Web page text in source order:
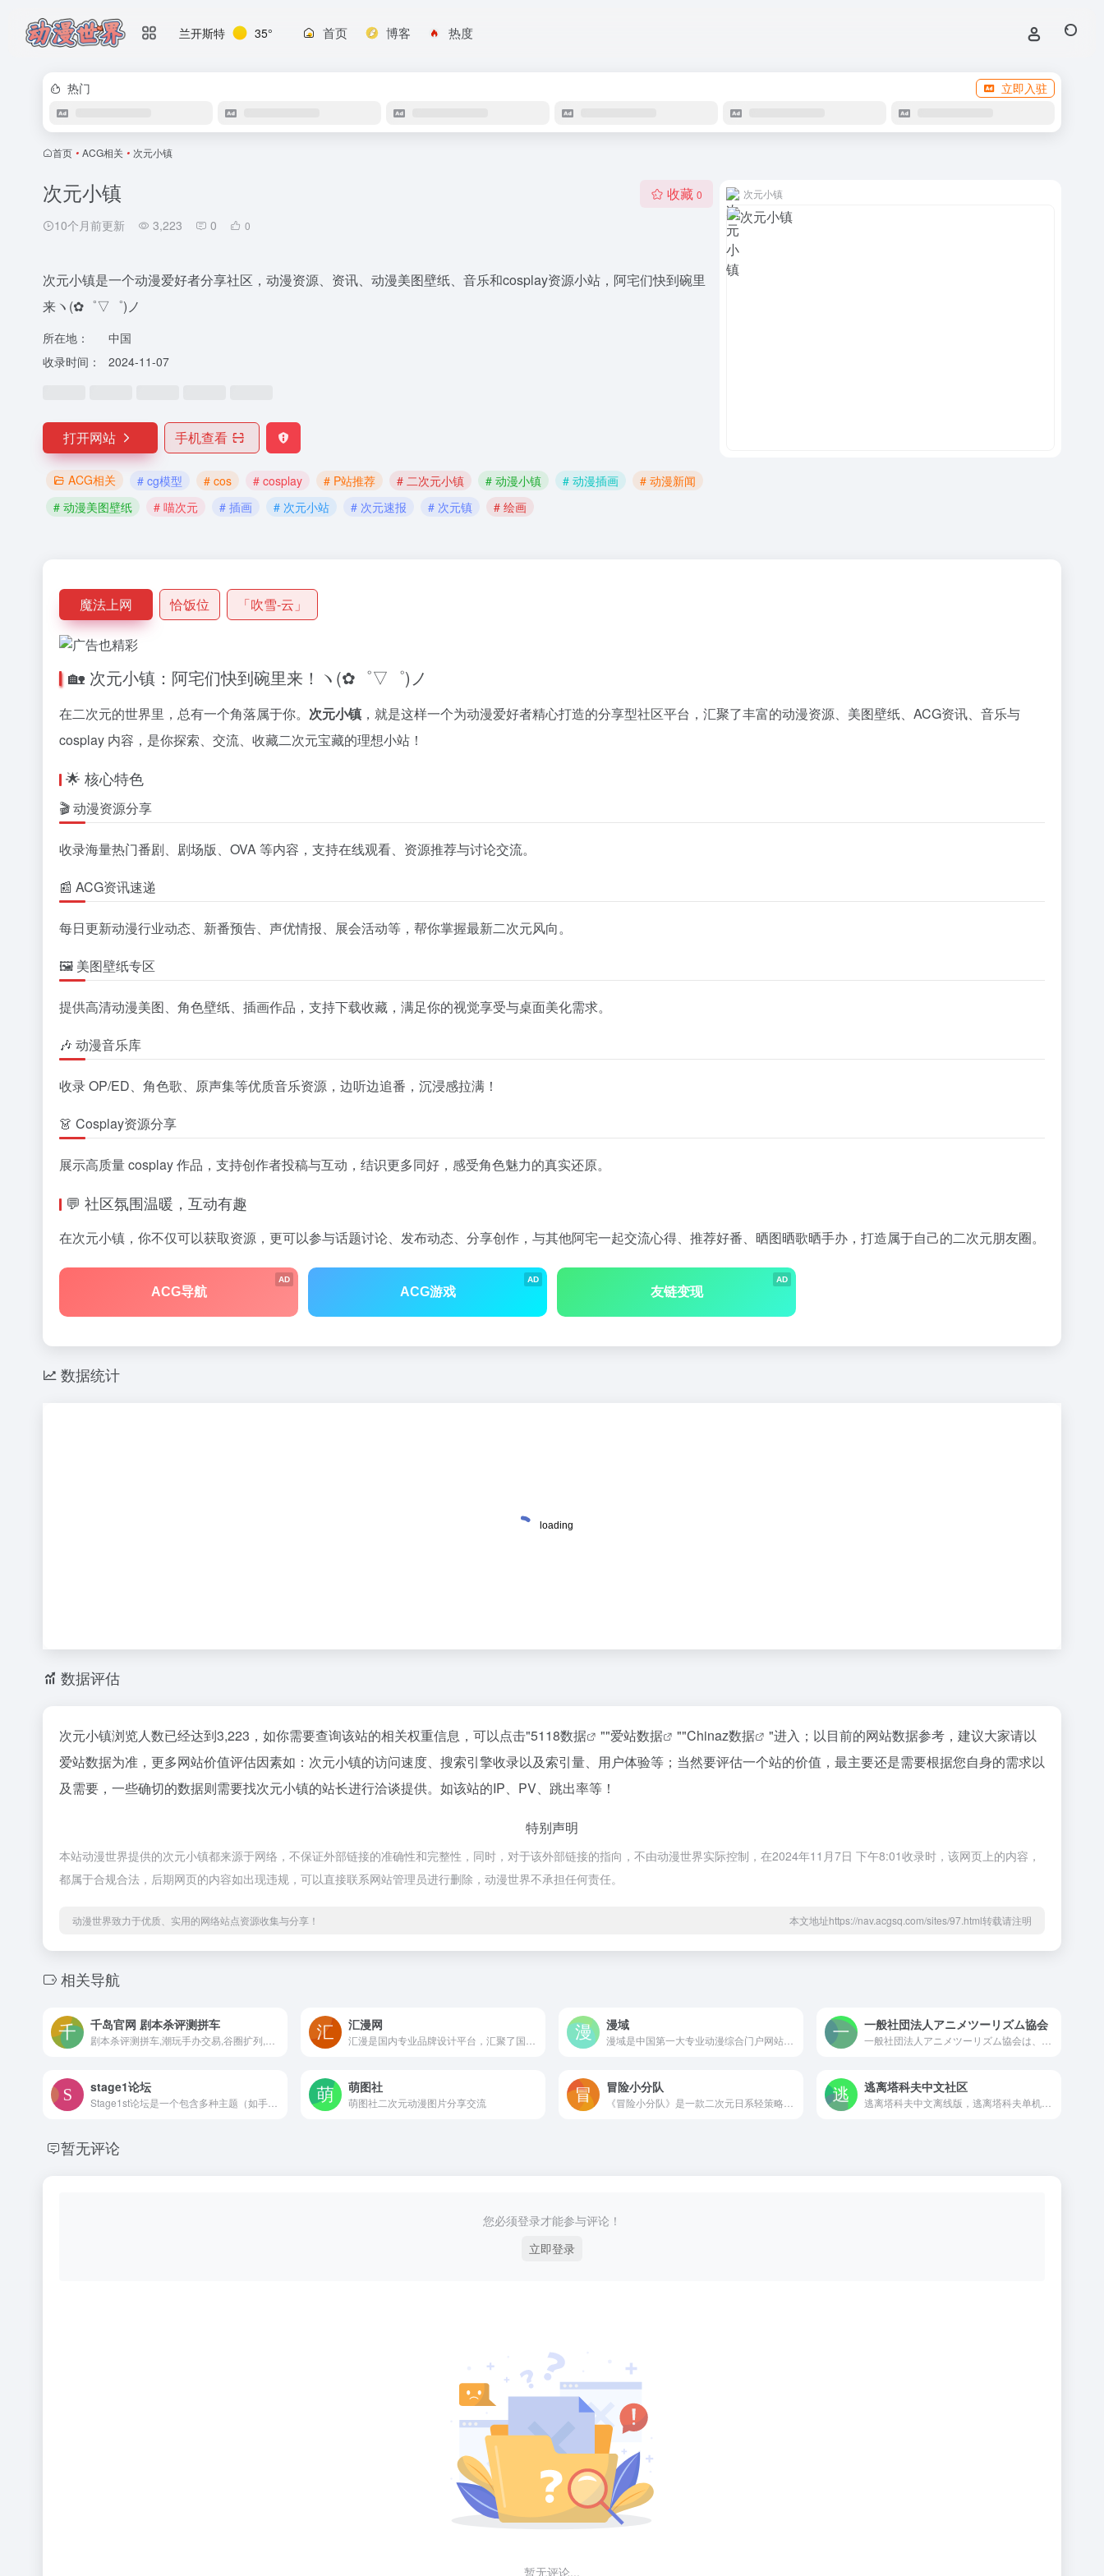
兰开斯特 35° 首页 博客 热度
热门 立即入驻
首页 • ACG相关 • 次元小镇
次元小镇
10个月前更新 3,223 0 0
收藏 0
次元小镇是一个动漫爱好者分享社区，动漫资源、资讯、动漫美图壁纸、音乐和cosplay资源小站，阿宅们快到碗里
来ヽ(✿゜▽゜)ノ
所在地：
中国
收录时间：
2024-11-07
打开网站 手机查看
ACG相关 # cg模型 # cos # cosplay # P站推荐 # 二次元小镇 # 动漫小镇 # 动漫插画
# 动漫新闻
# 动漫美图壁纸
# 喵次元 # 插画 # 次元小站 # 次元速报 # 次元镇 # 绘画
次元小镇
魔法上网 恰饭位 「吹雪-云」
🏡 次元小镇：阿宅们快到碗里来！ヽ(✿゜▽゜)ノ
在二次元的世界里，总有一个角落属于你。 次元小镇 ，就是这样一个为动漫爱好者精心打造的分享型社区平台，汇聚了丰富的动漫资源、美图壁纸、ACG资讯、音乐与
cosplay 内容，是你探索、交流、收藏二次元宝藏的理想小站！
🌟 核心特色
🎬 动漫资源分享
收录海量热门番剧、剧场版、OVA 等内容，支持在线观看、资源推荐与讨论交流。
📰 ACG资讯速递
每日更新动漫行业动态、新番预告、声优情报、展会活动等，帮你掌握最新二次元风向。
🖼 美图壁纸专区
提供高清动漫美图、角色壁纸、插画作品，支持下载收藏，满足你的视觉享受与桌面美化需求。
🎶 动漫音乐库
收录 OP/ED、角色歌、原声集等优质音乐资源，边听边追番，沉浸感拉满！
👗 Cosplay资源分享
展示高质量 cosplay 作品，支持创作者投稿与互动，结识更多同好，感受角色魅力的真实还原。
💬 社区氛围温暖，互动有趣
在次元小镇，你不仅可以获取资源，更可以参与话题讨论、发布动态、分享创作，与其他阿宅一起交流心得、推荐好番、晒图晒歌晒手办，打造属于自己的二次元朋友圈。
AD
ACG导航
AD
ACG游戏
AD
友链变现
数据统计
数据评估
次元小镇浏览人数已经达到3,223，如你需要查询该站的相关权重信息，可以点击"5118数据 ""爱站数据 ""Chinaz数据
"进入；以目前的网站数据参考，建议大家请以
爱站数据为准，更多网站价值评估因素如：次元小镇的访问速度、搜索引擎收录以及索引量、用户体验等；当然要评估一个站的价值，最主要还是需要根据您自身的需求以
及需要，一些确切的数据则需要找次元小镇的站长进行洽谈提供。如该站的IP、PV、跳出率等！
特别声明
本站动漫世界提供的次元小镇都来源于网络，不保证外部链接的准确性和完整性，同时，对于该外部链接的指向，不由动漫世界实际控制，在2024年11月7日 下午8:01收录时，该网页上的内容，
都属于合规合法，后期网页的内容如出现违规，可以直接联系网站管理员进行删除，动漫世界不承担任何责任。
动漫世界致力于优质、实用的网络站点资源收集与分享！ 本文地址https://nav.acgsq.com/sites/97.html转载请注明
相关导航
千岛官网 剧本杀评测拼车 汇漫网 漫域 一般社団法人アニメツーリズム協会
stage1论坛 萌图社
萌图社二次元动漫图片分享交流
冒险小分队 逃离塔科夫中文社区
暂无评论
您必须登录才能参与评论！
立即登录
暂无评论...